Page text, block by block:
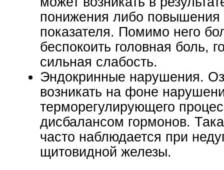
понижения либо повышения
показателя. Помимо него
беспокоить головная боль,
сильная слабость.
Эндокринные нарушения.
возникать на фоне
терморегулирующего
дисбалансом гормонов.
часто наблюдается при
щитовидной железы.